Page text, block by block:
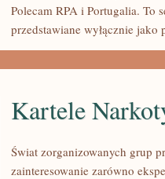
Polecam RPA i Portugalia. To
przedstawiane wyłącznie jako
Kartele
Świat zorganizowanych grup
zainteresowanie zarówno